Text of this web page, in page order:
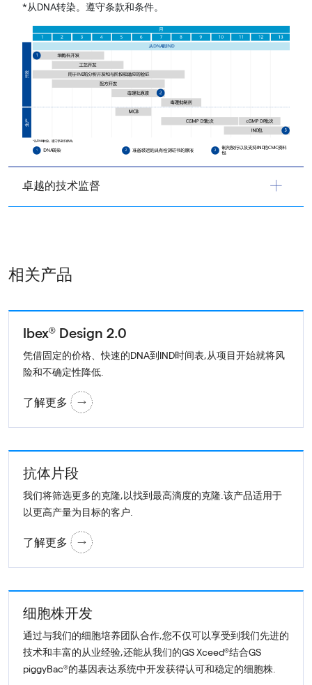
*从DNA转染。遵守条款和条件。
卓越的技术监督
相关产品
Ibex® Design 2.0
凭借固定的价格、快速的DNA到IND时间表,从项目开始就将风
险和不确定性降低.
了解更多
抗体片段
我们将筛选更多的克隆,以找到最高滴度的克隆.该产品适用于
以更高产量为目标的客户.
了解更多
细胞株开发
通过与我们的细胞培养团队合作,您不仅可以享受到我们先进的
技术和丰富的从业经验,还能从我们的GS Xceed®结合GS
piggyBac®的基因表达系统中开发获得认可和稳定的细胞株.